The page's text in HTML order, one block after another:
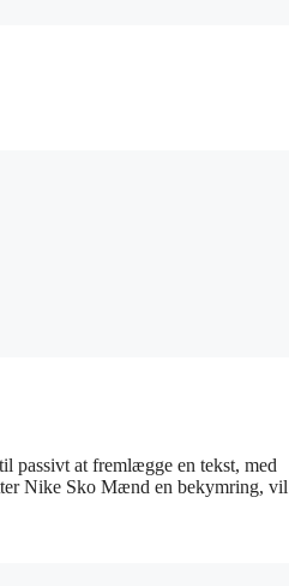
passivt at fremlægge en tekst, med
Nike Sko Mænd en bekymring, vil